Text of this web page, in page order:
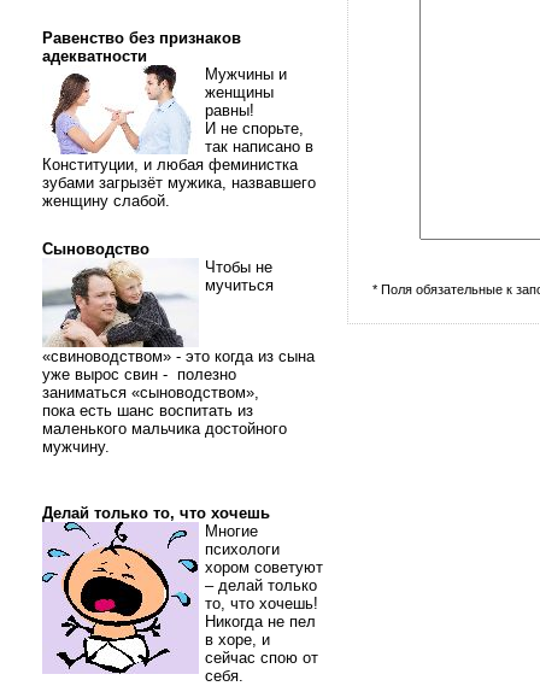
Равенство без признаков
адекватности
Мужчины и
женщины
равны!
И не спорьте,
так написано в
Конституции, и любая феминистка
зубами загрызёт мужика, назвавшего
женщину слабой.
Сыноводство
Чтобы не
мучиться
«свиноводством» - это когда из сына
уже вырос свин - полезно
заниматься «сыноводством»,
пока есть шанс воспитать из
маленького мальчика достойного
мужчину.
Делай только то, что хочешь
Многие
психологи
хором советуют
– делай только
то, что хочешь!
Никогда не пел
в хоре, и
сейчас спою от
себя.
* Поля обязательные к